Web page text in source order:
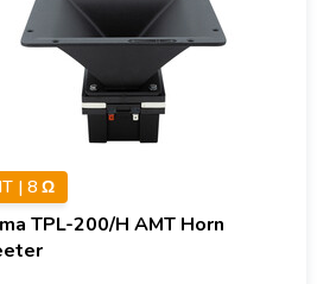
| 8 Ω
TPL-200/H AMT Horn